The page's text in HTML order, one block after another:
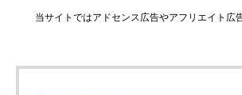
当サイトではアドセンス広告やアフリエイト広